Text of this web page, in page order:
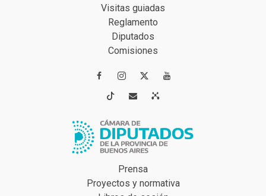
Visitas guiadas
Reglamento
Diputados
Comisiones
 
 
Prensa
Proyectos y normativa